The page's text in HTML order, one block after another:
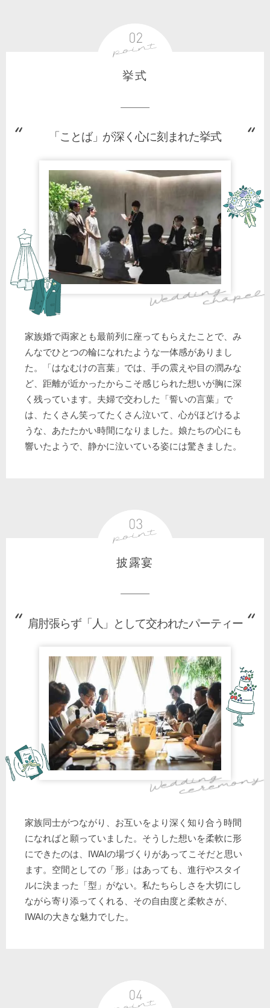
挙式
「ことば」が深く心に刻まれた挙式
家族婚で両家とも最前列に座ってもらえたことで、み
んなでひとつの輪になれたような一体感がありまし
た。「はなむけの言葉」では、手の震えや目の潤みな
ど、距離が近かったからこそ感じられた想いが胸に深
く残っています。夫婦で交わした「誓いの言葉」で
は、たくさん笑ってたくさん泣いて、心がほどけるよ
うな、あたたかい時間になりました。娘たちの心にも
響いたようで、静かに泣いている姿には驚きました。
披露宴
肩肘張らず「人」として交われたパーティー
家族同士がつながり、お互いをより深く知り合う時間
になればと願っていました。そうした想いを柔軟に形
にできたのは、IWAIの場づくりがあってこそだと思い
ます。空間としての「形」はあっても、進行やスタイ
ルに決まった「型」がない。私たちらしさを大切にし
ながら寄り添ってくれる、その自由度と柔軟さが、
IWAIの大きな魅力でした。